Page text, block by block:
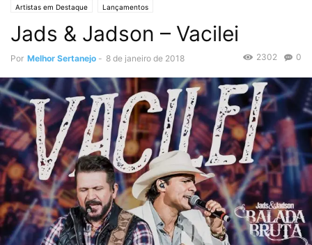
Artistas em Destaque Lançamentos
Jads & Jadson – Vacilei
Por Melhor Sertanejo - 8 de janeiro de 2018 0
2302